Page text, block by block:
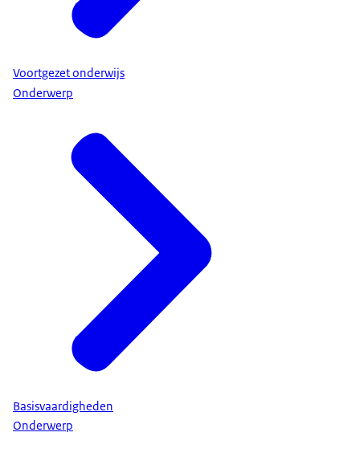
Voortgezet onderwijs
Onderwerp
Basisvaardigheden
Onderwerp